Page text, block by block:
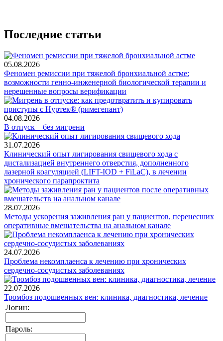
Последние статьи
05.08.2026
Феномен ремиссии при тяжелой бронхиальной астме:
возможности генно-инженерной биологической терапии и
нерешенные вопросы верификации
04.08.2026
В отпуск – без мигрени
31.07.2026
Клинический опыт лигирования свищевого хода с
дистализацией внутреннего отверстия, дополненного
лазерной коагуляцией (LIFT-IOD + FiLaC), в лечении
хронического парапроктита
28.07.2026
Методы ускорения заживления ран у пациентов, перенесших
оперативные вмешательства на анальном канале
24.07.2026
Проблема некомплаенса к лечению при хронических
сердечно-сосудистых заболеваниях
22.07.2026
Тромбоз подошвенных вен: клиника, диагностика, лечение
Логин:
Пароль: